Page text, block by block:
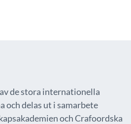
de stora internationella
och delas ut i samarbete
och Crafoordska